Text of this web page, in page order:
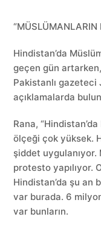
“MÜSLÜMANLARIN
Hindistan’da
geçen gün
Pakistanlı gazeteci
açıklamalarda
Rana,
ölçeği çok yüksek.
şiddet
protesto yapılıyor.
Hindistan’da şu an
var burada. 6
var bunların.